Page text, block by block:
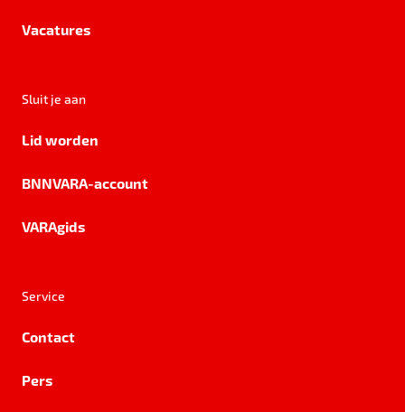
Vacatures
Sluit je aan
Lid worden
BNNVARA-account
VARAgids
Service
Contact
Pers